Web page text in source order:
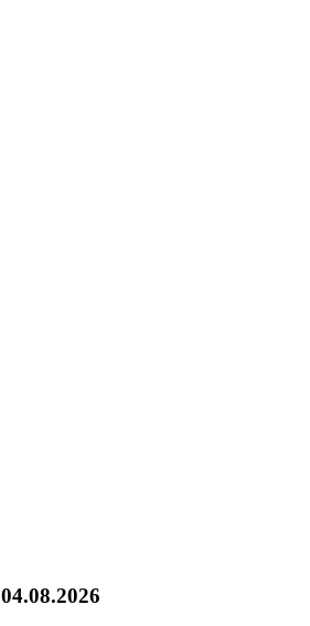
04.08.2026